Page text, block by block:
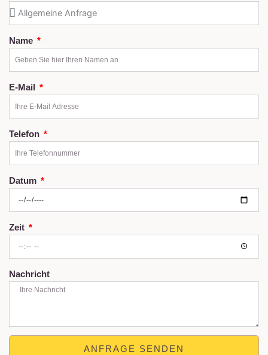
Name
E-Mail
Telefon
Datum
Zeit
Nachricht
ANFRAGE SENDEN